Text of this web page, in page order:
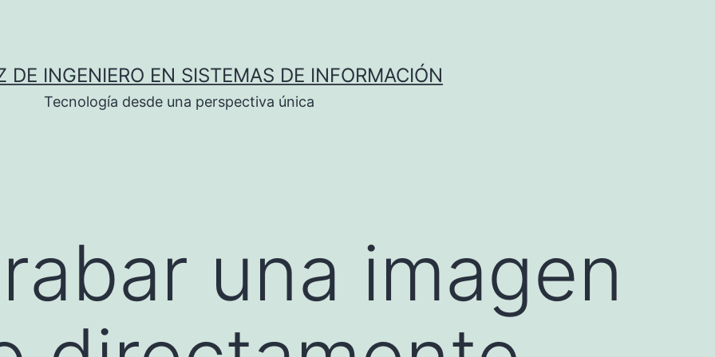
DE INGENIERO EN SISTEMAS DE INFORMACIÓN
Tecnología desde una perspectiva única
una imagen